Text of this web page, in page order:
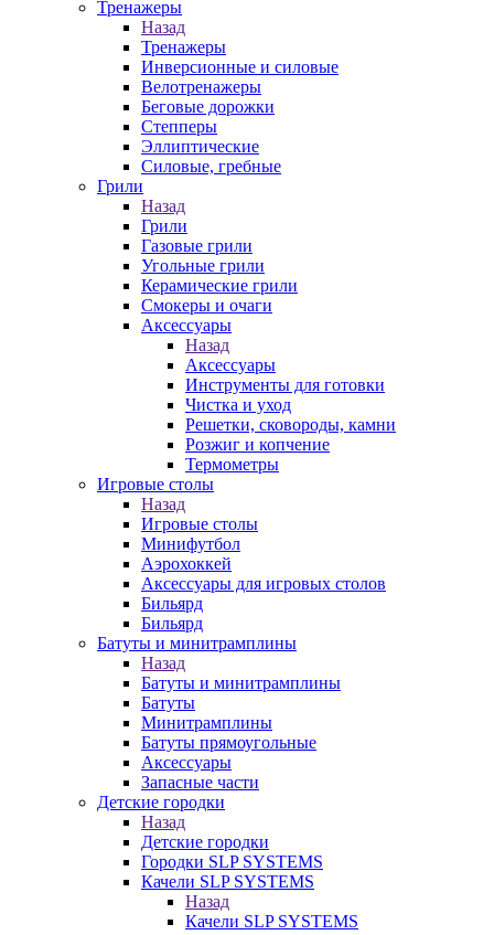
Тренажеры
Назад
Тренажеры
Инверсионные и силовые
Велотренажеры
Беговые дорожки
Степперы
Эллиптические
Силовые, гребные
Грили
Назад
Грили
Газовые грили
Угольные грили
Керамические грили
Смокеры и очаги
Аксессуары
Назад
Аксессуары
Инструменты для готовки
Чистка и уход
Решетки, сковороды, камни
Розжиг и копчение
Термометры
Игровые столы
Назад
Игровые столы
Минифутбол
Аэрохоккей
Аксессуары для игровых столов
Бильяpд
Бильяpд
Батуты и минитрамплины
Назад
Батуты и минитрамплины
Батуты
Минитрамплины
Батуты прямоугольные
Аксессуары
Запасные части
Детские городки
Назад
Детские городки
Городки SLP SYSTEMS
Качели SLP SYSTEMS
Назад
Качели SLP SYSTEMS